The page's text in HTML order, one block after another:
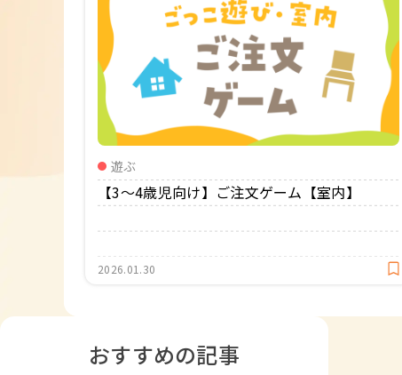
遊ぶ
【3〜4歳児向け】ご注文ゲーム【室内】
2026.01.30
おすすめの記事